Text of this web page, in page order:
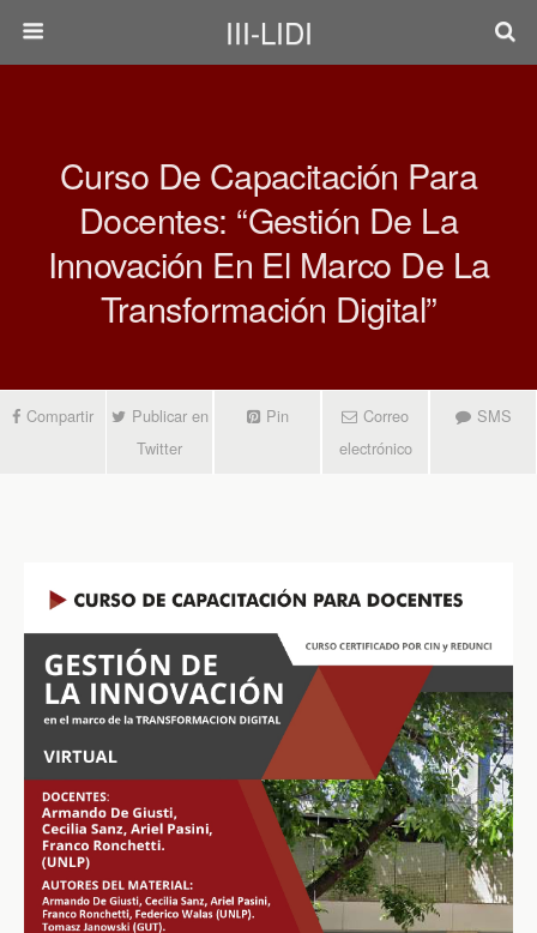
III-LIDI
Curso De Capacitación Para
Docentes: “Gestión De La
Innovación En El Marco De La
Transformación Digital”
Compartir
Publicar en
Twitter
Pin
Correo
electrónico
SMS